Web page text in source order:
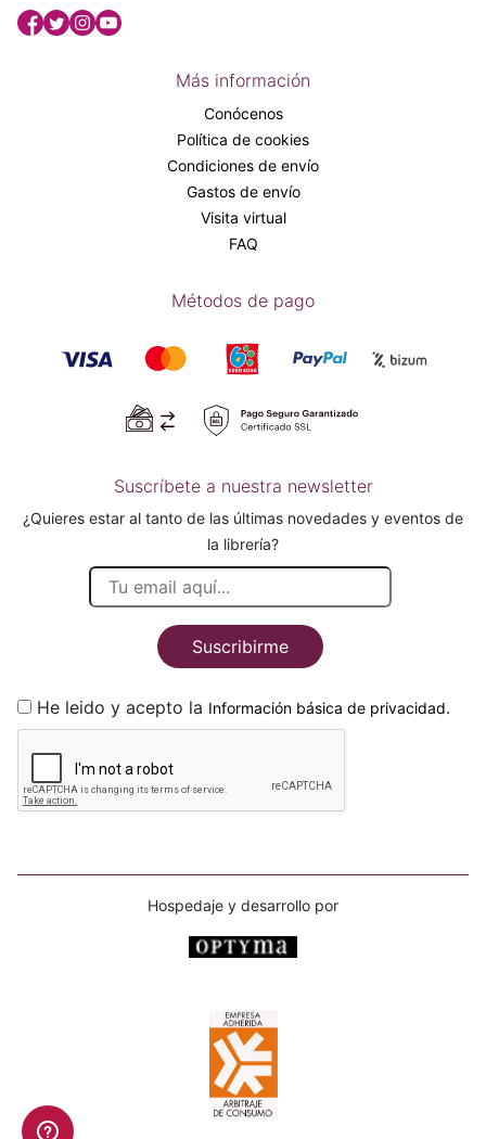
Más información
Conócenos
Política de cookies
Condiciones de envío
Gastos de envío
Visita virtual
FAQ
Métodos de pago
Suscríbete a nuestra newsletter
¿Quieres estar al tanto de las últimas novedades y eventos de
la librería?
Suscribirme
He leido y acepto la Información básica de privacidad.
Hospedaje y desarrollo por